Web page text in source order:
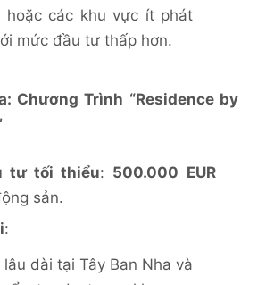
hoặc các khu vực ít phát
mức đầu tư thấp hơn.
Chương Trình “Residence by
tư tối thiểu: 500.000 EUR
sản.
:
lâu dài tại Tây Ban Nha và